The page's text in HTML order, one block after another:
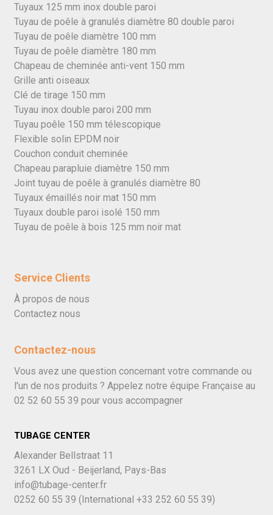
Tuyaux 125 mm inox double paroi
Tuyau de poêle à granulés diamètre 80 double paroi
Tuyau de poêle diamètre 100 mm
Tuyau de poêle diamètre 180 mm
Chapeau de cheminée anti-vent 150 mm
Grille anti oiseaux
Clé de tirage 150 mm
Tuyau inox double paroi 200 mm
Tuyau poêle 150 mm télescopique
Flexible solin EPDM noir
Couchon conduit cheminée
Chapeau parapluie diamètre 150 mm
Joint tuyau de poêle à granulés diamètre 80
Tuyaux émaillés noir mat 150 mm
Tuyaux double paroi isolé 150 mm
Tuyau de poêle à bois 125 mm noir mat
Service Clients
À propos de nous
Contactez nous
Contactez-nous
Vous avez une question concernant votre commande ou
l'un de nos produits ? Appelez notre équipe Française au
02 52 60 55 39 pour vous accompagner
TUBAGE CENTER
Alexander Bellstraat 11
3261 LX Oud - Beijerland, Pays-Bas
info@tubage-center.fr
0252 60 55 39 (International +33 252 60 55 39)